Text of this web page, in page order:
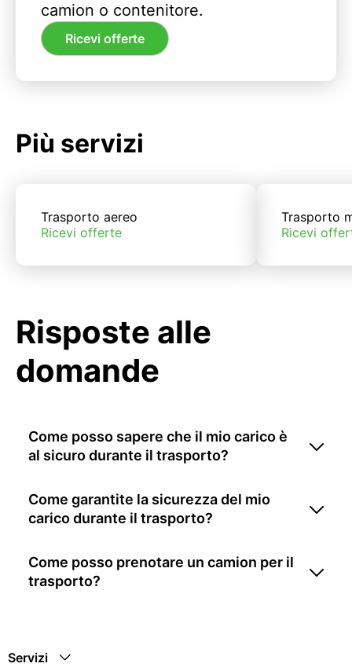
camion o contenitore.
Ricevi offerte
Più servizi
Trasporto aereo
Ricevi offerte
Trasporto
Ricevi
Risposte alle
domande
Come posso sapere che il mio carico è
al sicuro durante il trasporto?
Come garantite la sicurezza del mio
carico durante il trasporto?
Come posso prenotare un camion per il
trasporto?
Servizi